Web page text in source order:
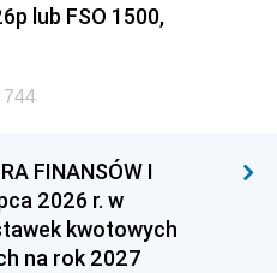
lub FSO 1500,
744
FINANSÓW I
2026 r. w
kwotowych
na rok 2027